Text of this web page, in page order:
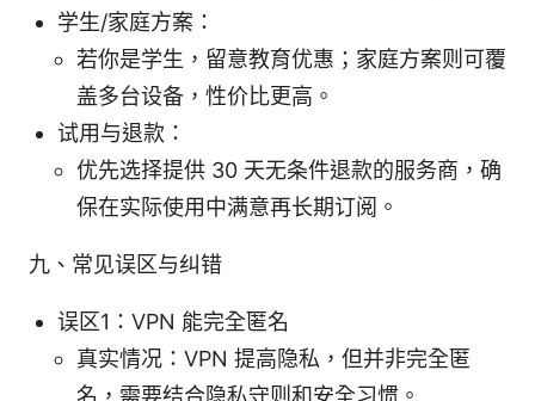
学生/家庭方案：
若你是学生，留意教育优惠；家庭方案则可覆
盖多台设备，性价比更高。
试用与退款：
优先选择提供 30 天无条件退款的服务商，确
保在实际使用中满意再长期订阅。
九、常见误区与纠错
误区1：VPN 能完全匿名
真实情况：VPN 提高隐私，但并非完全匿
名，需要结合隐私守则和安全习惯。